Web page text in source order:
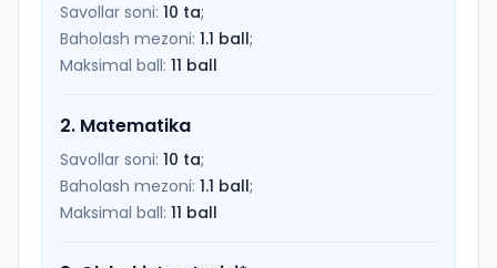
Savollar soni: 10 ta;
Baholash mezoni: 1.1 ball;
Maksimal ball: 11 ball
2. Matematika
Savollar soni: 10 ta;
Baholash mezoni: 1.1 ball;
Maksimal ball: 11 ball